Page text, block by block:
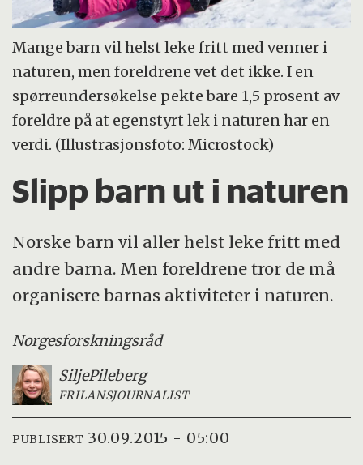
Mange barn vil helst leke fritt med venner i
naturen, men foreldrene vet det ikke. I en
spørreundersøkelse pekte bare 1,5 prosent av
foreldre på at egenstyrt lek i naturen har en
verdi. (Illustrasjonsfoto: Microstock)
Slipp barn ut i naturen
Norske barn vil aller helst leke fritt med
andre barna. Men foreldrene tror de må
organisere barnas aktiviteter i naturen.
Norgesforskningsråd
SiljePileberg
FRILANSJOURNALIST
PUBLISERT 30.09.2015 - 05:00